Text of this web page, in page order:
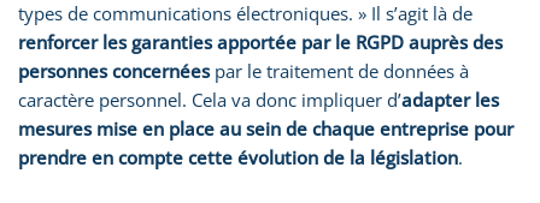
types de communications électroniques. » Il s’agit là de
renforcer les garanties apportée par le RGPD auprès des
personnes concernées par le traitement de données à
caractère personnel. Cela va donc impliquer d’adapter les
mesures mise en place au sein de chaque entreprise pour
prendre en compte cette évolution de la législation.